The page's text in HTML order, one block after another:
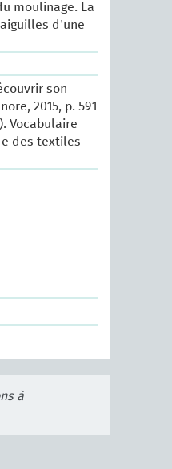
moulinage. La
d'une
son
2015, p. 591
Vocabulaire
des textiles
à